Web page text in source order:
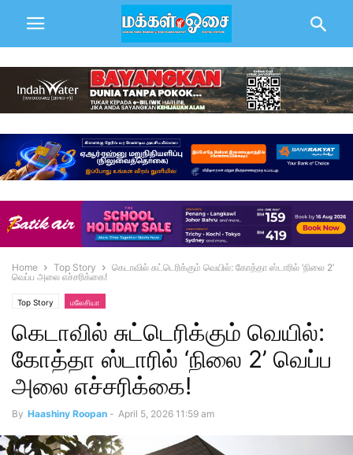
Home Top Story
கெடாவில் சுட்டெரிக்கும் வெயில்: கோத்தா ஸ்டாரில் ‘நிலை 2’
வெப்ப அலை எச்சரிக்கை!
Top Story மலேசியா
கெடாவில் சுட்டெரிக்கும் வெயில்:
கோத்தா ஸ்டாரில் ‘நிலை 2’ வெப்ப
அலை எச்சரிக்கை!
By Haashiny Roopan - April 5, 2026 11:59 am